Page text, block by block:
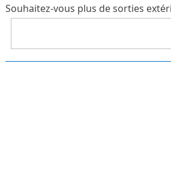
Souhaitez-vous plus de sorties